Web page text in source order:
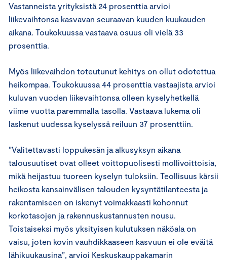
Vastanneista yrityksistä 24 prosenttia arvioi
liikevaihtonsa kasvavan seuraavan kuuden kuukauden
aikana. Toukokuussa vastaava osuus oli vielä 33
prosenttia.
Myös liikevaihdon toteutunut kehitys on ollut odotettua
heikompaa. Toukokuussa 44 prosenttia vastaajista arvioi
kuluvan vuoden liikevaihtonsa olleen kyselyhetkellä
viime vuotta paremmalla tasolla. Vastaava lukema oli
laskenut uudessa kyselyssä reiluun 37 prosenttiin.
”Valitettavasti loppukesän ja alkusyksyn aikana
talousuutiset ovat olleet voittopuolisesti mollivoittoisia,
mikä heijastuu tuoreen kyselyn tuloksiin. Teollisuus kärsii
heikosta kansainvälisen talouden kysyntätilanteesta ja
rakentamiseen on iskenyt voimakkaasti kohonnut
korkotasojen ja rakennuskustannusten nousu.
Toistaiseksi myös yksityisen kulutuksen näköala on
vaisu, joten kovin vauhdikkaaseen kasvuun ei ole eväitä
lähikuukausina”, arvioi Keskuskauppakamarin